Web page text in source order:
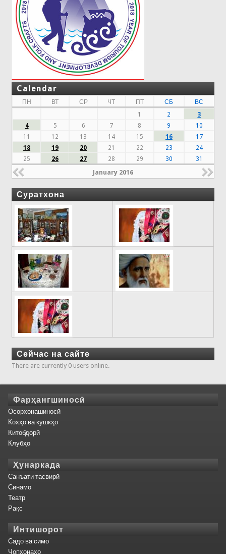
Calendar
ПН ВТ СР ЧТ ПТ СБ
ВС
1
2
3
4
5 6 7 8 9
10
11
12 13 14 15 16
17
18
19 20 21 22 23
24
25
26 27 28 29 30 31
January 2016
Суратхона
Сейчас на сайте
There are currently 0 users online.
Фарҳангшиносӣ
Осорхонашиносӣ
Кохҳо ва кушкҳо
Китобдорӣ
Клубҳо
Ҳунаркада
Санъати тасвирӣ
Синамо
Театр
Рақс
Интишорот
Садо ва симо
Чопхонаҳо